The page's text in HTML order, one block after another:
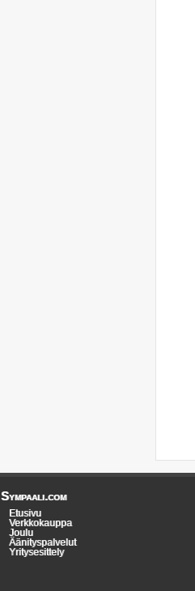
Sympaali.com
Etusivu
Verkkokauppa
Joulu
Äänityspalvelut
Yritysesittely